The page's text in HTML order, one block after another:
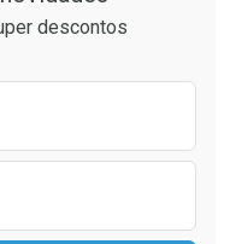
sem Desconto
sem Desconto
descontos